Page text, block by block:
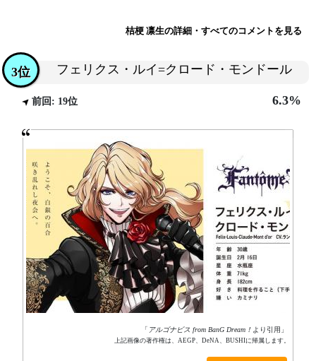
桔梗 凛生の詳細・すべてのコメントを見る
フェリクス・ルイ=クロード・モンドール
3位
前回: 19位 6.3%
「 アルゴナビス from BanG Dream！ より引用」
上記画像の著作権は、AEGP、DeNA、BUSHIに帰属します。